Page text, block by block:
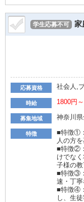
学生応募不可
応募資格 社会人,
時給 1800円
募集地域 神奈川
特徴
■特徴①
人の方
■特徴②
けでな
子様の
■特徴③
速・丁
■特徴④
し、生